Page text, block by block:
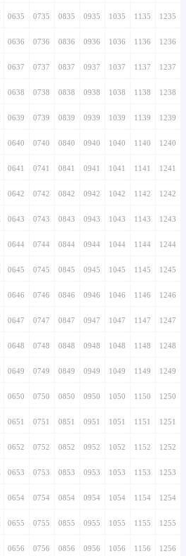
0635 0735 0835 0935 1035 1135 1235
0636 0736 0836 0936 1036 1136 1236
0637 0737 0837 0937 1037 1137 1237
0638 0738 0838 0938 1038 1138 1238
0639 0739 0839 0939 1039 1139 1239
0640 0740 0840 0940 1040 1140 1240
0641 0741 0841 0941 1041 1141 1241
0642 0742 0842 0942 1042 1142 1242
0643 0743 0843 0943 1043 1143 1243
0644 0744 0844 0944 1044 1144 1244
0645 0745 0845 0945 1045 1145 1245
0646 0746 0846 0946 1046 1146 1246
0647 0747 0847 0947 1047 1147 1247
0648 0748 0848 0948 1048 1148 1248
0649 0749 0849 0949 1049 1149 1249
0650 0750 0850 0950 1050 1150 1250
0651 0751 0851 0951 1051 1151 1251
0652 0752 0852 0952 1052 1152 1252
0653 0753 0853 0953 1053 1153 1253
0654 0754 0854 0954 1054 1154 1254
0655 0755 0855 0955 1055 1155 1255
0656 0756 0856 0956 1056 1156 1256